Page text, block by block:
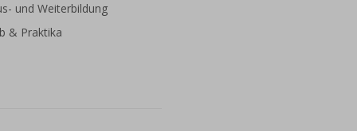
und Weiterbildung
& Praktika